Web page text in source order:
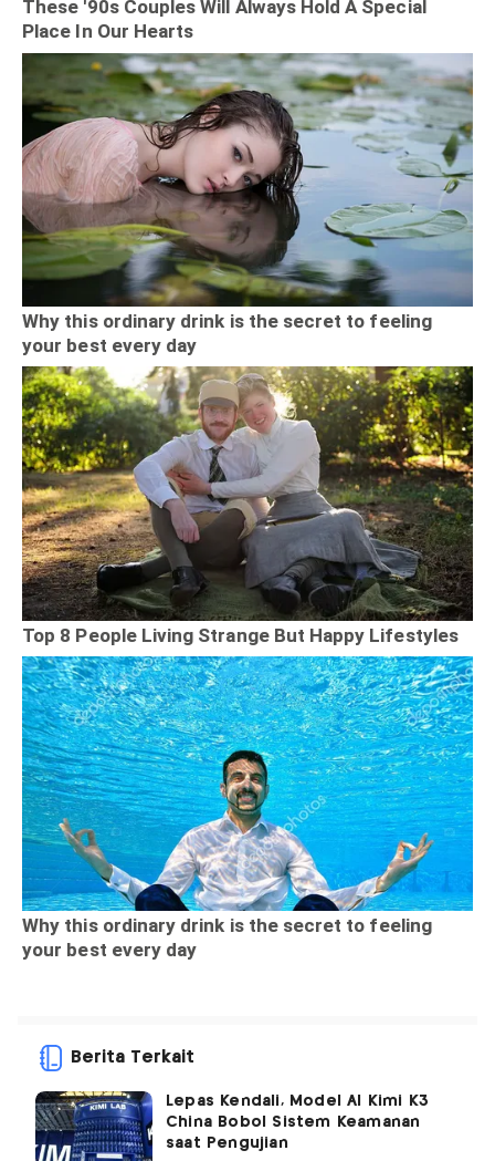
Berita Terkait
Lepas Kendali, Model AI Kimi K3
China Bobol Sistem Keamanan
saat Pengujian